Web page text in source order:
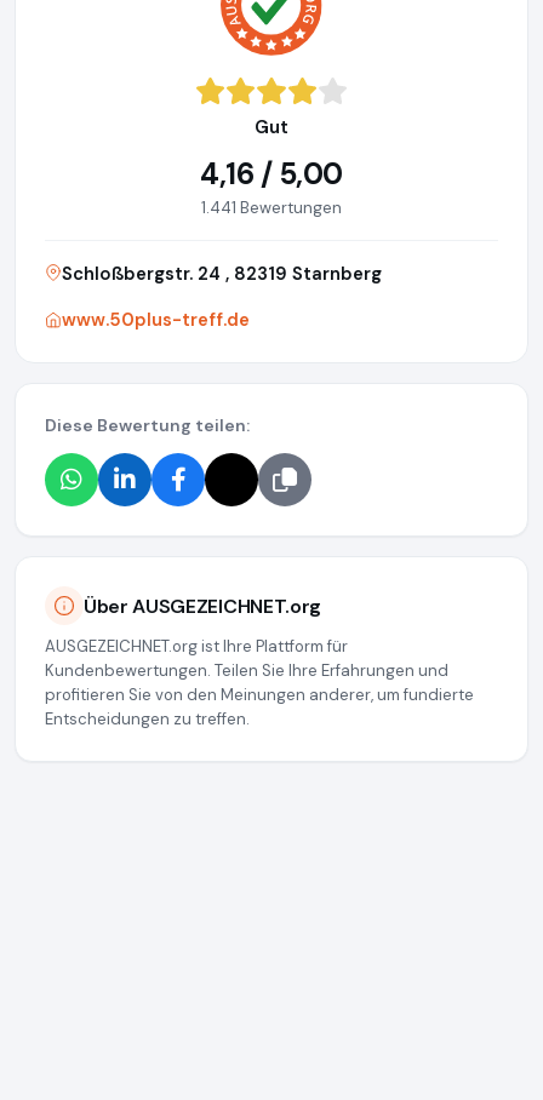
Gut
4,16 / 5,00
1.441 Bewertungen
Schloßbergstr. 24 , 82319 Starnberg
www.50plus-treff.de
Diese Bewertung teilen:
Über AUSGEZEICHNET.org
AUSGEZEICHNET.org ist Ihre Plattform für
Kundenbewertungen. Teilen Sie Ihre Erfahrungen und
profitieren Sie von den Meinungen anderer, um fundierte
Entscheidungen zu treffen.